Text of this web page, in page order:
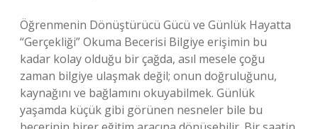
Öğrenmenin Dönüştürücü Gücü ve Günlük Hayatta
“Gerçekliği” Okuma Becerisi Bilgiye erişimin bu
kadar kolay olduğu bir çağda, asıl mesele çoğu
zaman bilgiye ulaşmak değil; onun doğruluğunu,
kaynağını ve bağlamını okuyabilmek. Günlük
yaşamda küçük gibi görünen nesneler bile bu